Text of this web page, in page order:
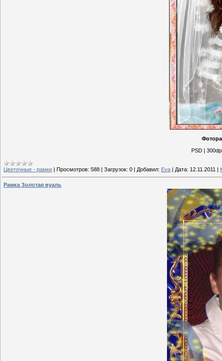
PSD |
Цветочные - рамки Просмотров: 588 Загрузок: 0 Добавил: Eva Дата: 12.11.2011
Рамка Золотая вуаль